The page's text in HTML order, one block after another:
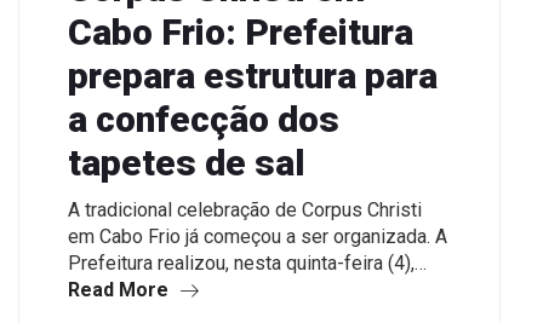
Cabo Frio: Prefeitura
prepara estrutura para
a confecção dos
tapetes de sal
A tradicional celebração de Corpus Christi
em Cabo Frio já começou a ser organizada. A
Prefeitura realizou, nesta quinta-feira (4),…
Read More